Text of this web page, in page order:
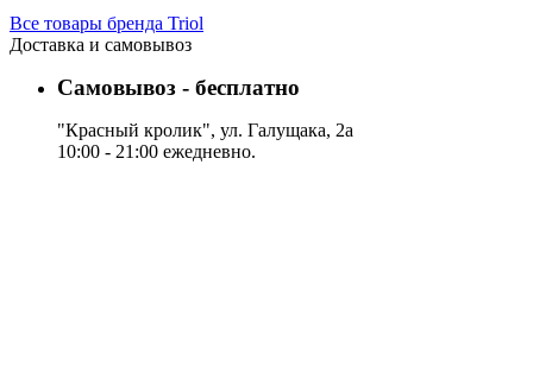
Все товары бренда Triol
Доставка и самовывоз
Самовывоз - бесплатно
"Красный кролик", ул. Галущака, 2а
10:00 - 21:00 ежедневно.